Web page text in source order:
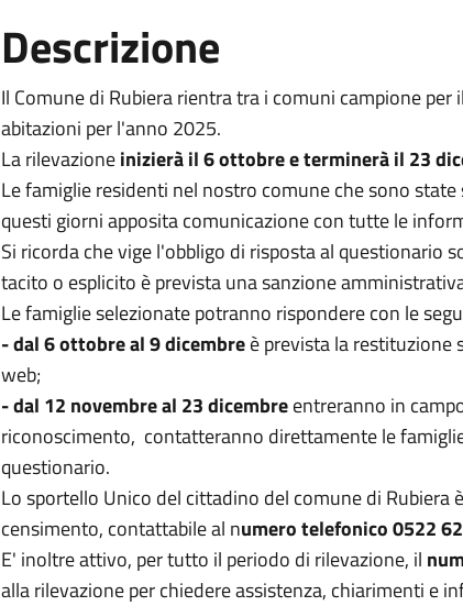
Descrizione
Il Comune di Rubiera rientra tra i comuni campione
abitazioni per l'anno 2025.
La rilevazioneinizierà il 6 ottobre e terminerà il 23
Le famiglie residenti nel nostro comune che sono
questi giorni apposita comunicazione con tutte le
Si ricorda che vige l'obbligo di risposta al questionario
tacito o esplicito è prevista una sanzione
Le famiglie selezionate potranno rispondere con le
- dal 6 ottobre al 9 dicembreè prevista la restituzione
web;
- dal 12 novembre al 23 dicembreentreranno in
riconoscimento, contatteranno direttamente le
questionario.
Lo sportello Unico del cittadino del comune di Rubiera
censimento, contattabile al numero telefonico 0522
E' inoltre attivo, per tutto il periodo di rilevazione, il
alla rilevazione per chiedere assistenza, chiarimenti e